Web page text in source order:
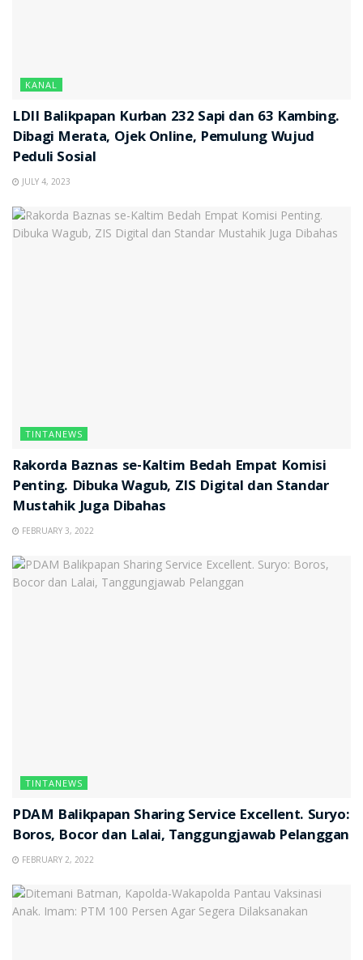
KANAL
LDII Balikpapan Kurban 232 Sapi dan 63 Kambing.
Dibagi Merata, Ojek Online, Pemulung Wujud
Peduli Sosial
JULY 4, 2023
TINTANEWS
Rakorda Baznas se-Kaltim Bedah Empat Komisi
Penting. Dibuka Wagub, ZIS Digital dan Standar
Mustahik Juga Dibahas
FEBRUARY 3, 2022
TINTANEWS
PDAM Balikpapan Sharing Service Excellent. Suryo:
Boros, Bocor dan Lalai, Tanggungjawab Pelanggan
FEBRUARY 2, 2022